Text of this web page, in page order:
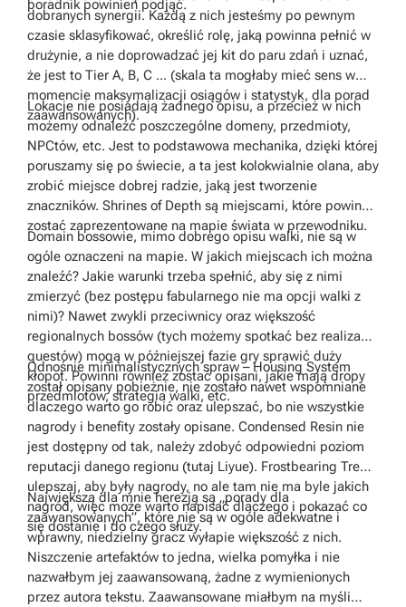
poradnik powinien podjąć.
dobranych synergii. Każdą z nich jesteśmy po pewnym
czasie sklasyfikować, określić rolę, jaką powinna pełnić w
drużynie, a nie doprowadzać jej kit do paru zdań i uznać,
że jest to Tier A, B, C ... (skala ta mogłaby mieć sens w
momencie maksymalizacji osiągów i statystyk, dla porad
zaawansowanych).
Lokacje nie posiadają żadnego opisu, a przecież w nich
możemy odnaleźć poszczególne domeny, przedmioty,
NPCtów, etc. Jest to podstawowa mechanika, dzięki której
poruszamy się po świecie, a ta jest kolokwialnie olana, aby
zrobić miejsce dobrej radzie, jaką jest tworzenie
znaczników. Shrines of Depth są miejscami, które powinny
zostać zaprezentowane na mapie świata w przewodniku.
Domain bossowie, mimo dobrego opisu walki, nie są w
ogóle oznaczeni na mapie. W jakich miejscach ich można
znaleźć? Jakie warunki trzeba spełnić, aby się z nimi
zmierzyć (bez postępu fabularnego nie ma opcji walki z
nimi)? Nawet zwykli przeciwnicy oraz większość
regionalnych bossów (tych możemy spotkać bez realizacji
questów) mogą w późniejszej fazie gry sprawić duży
kłopot. Powinni również zostać opisani, jakie mają dropy
przedmiotów, strategia walki, etc.
Odnośnie minimalistycznych spraw – Housing System
został opisany pobieżnie, nie zostało nawet wspomniane
dlaczego warto go robić oraz ulepszać, bo nie wszystkie
nagrody i benefity zostały opisane. Condensed Resin nie
jest dostępny od tak, należy zdobyć odpowiedni poziom
reputacji danego regionu (tutaj Liyue). Frostbearing Tree –
ulepszaj, aby były nagrody, no ale tam nie ma byle jakich
nagród, więc może warto napisać dlaczego i pokazać co
się dostanie i do czego służy.
Największą dla mnie herezją są „porady dla
zaawansowanych”, które nie są w ogóle adekwatne i
wprawny, niedzielny gracz wyłapie większość z nich.
Niszczenie artefaktów to jedna, wielka pomyłka i nie
nazwałbym jej zaawansowaną, żadne z wymienionych
przez autora tekstu. Zaawansowane miałbym na myśli